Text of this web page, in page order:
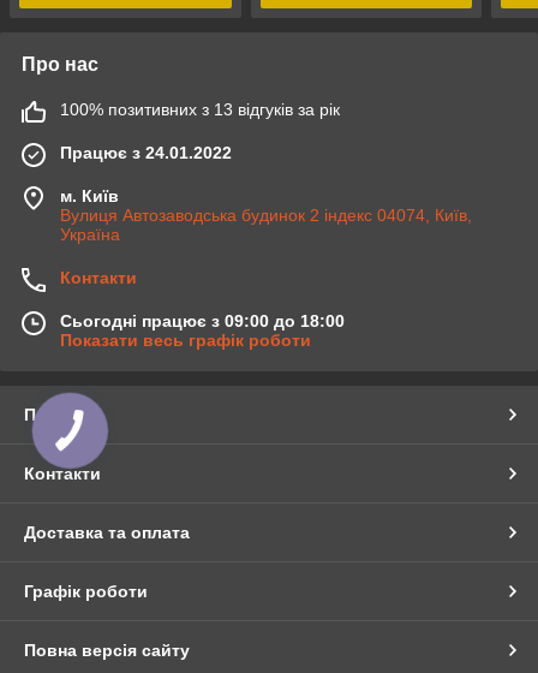
Про нас
100% позитивних з 13 відгуків за рік
Працює з 24.01.2022
м. Київ
Вулиця Автозаводська будинок 2 індекс 04074, Київ,
Україна
Контакти
Сьогодні працює з 09:00 до 18:00
Показати весь графік роботи
Про нас
Контакти
Доставка та оплата
Графік роботи
Повна версія сайту